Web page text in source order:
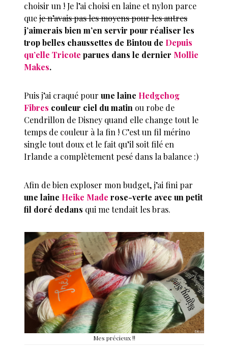
choisir un ! Je l’ai choisi en laine et nylon parce
queje n’avais pas les moyens pour les autres
j’aimerais bien m’en servir pour réaliser les
trop belles chaussettes de Bintou de Depuis
qu’elle Tricote parues dans le dernier Mollie
Makes.
Puis j’ai craqué pourune laine Hedgehog
Fibres couleur ciel du matin ou robe de
Cendrillon de Disney quand elle change tout le
temps de couleur à la fin ! C’est un fil mérino
single tout doux et le fait qu’il soit filé en
Irlande a complètement pesé dans la balance :)
Afin de bien exploser mon budget, j’ai fini par
une laine Heike Made rose-verte avec un petit
fil doré dedans qui me tendait les bras.
Mes précieux !!